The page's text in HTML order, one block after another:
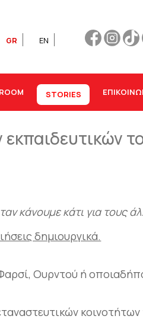
GR EN
STORIES
κάνουμε κάτι για τους
δημιουργικά.
Ουρντού ή